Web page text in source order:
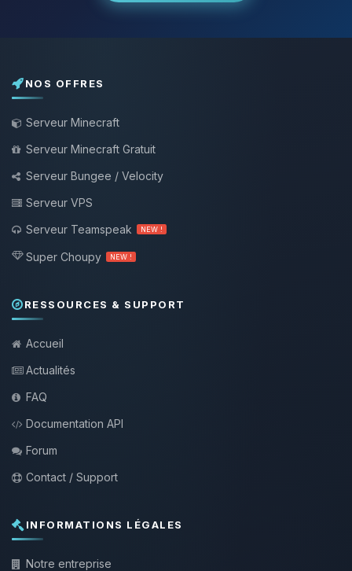
NOS OFFRES
Serveur Minecraft
Serveur Minecraft Gratuit
Serveur Bungee / Velocity
Serveur VPS
Serveur Teamspeak
NEW !
Super Choupy NEW !
RESSOURCES & SUPPORT
Accueil
Actualités
FAQ
Documentation API
Forum
Contact / Support
INFORMATIONS LÉGALES
Notre entreprise